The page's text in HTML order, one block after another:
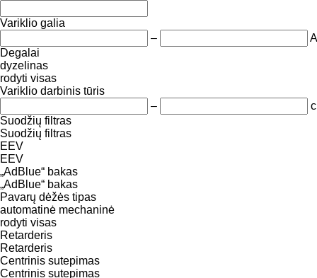
Variklio galia
–
Degalai
dyzelinas
rodyti visas
Variklio darbinis tūris
–
Suodžių filtras
Suodžių filtras
EEV
EEV
„AdBlue“ bakas
„AdBlue“ bakas
Pavarų dėžės tipas
automatinė mechaninė
rodyti visas
Retarderis
Retarderis
Centrinis sutepimas
Centrinis sutepimas